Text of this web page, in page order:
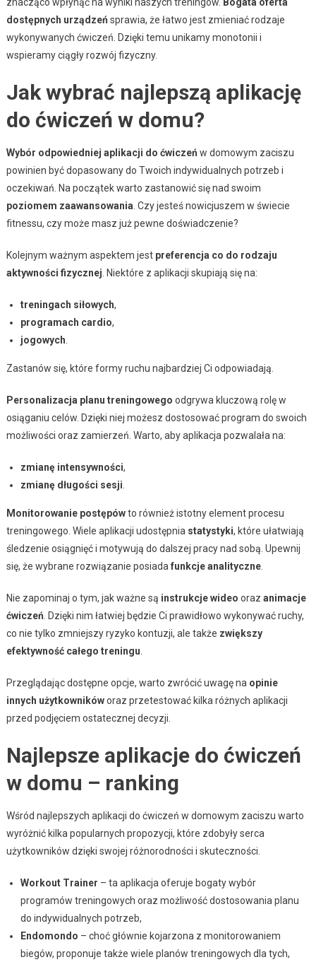
dostępnych urządzeń sprawia, że łatwo jest zmieniać rodzaje
wykonywanych ćwiczeń. Dzięki temu unikamy monotonii i
wspieramy ciągły rozwój fizyczny.
Jak wybrać najlepszą aplikację
do ćwiczeń w domu?
Wybór odpowiedniej aplikacji do ćwiczeń w domowym zaciszu
powinien być dopasowany do Twoich indywidualnych potrzeb i
oczekiwań. Na początek warto zastanowić się nad swoim
poziomem zaawansowania . Czy jesteś nowicjuszem w świecie
fitnessu, czy może masz już pewne doświadczenie?
Kolejnym ważnym aspektem jest preferencja co do rodzaju
aktywności fizycznej . Niektóre z aplikacji skupiają się na:
treningach siłowych,
programach cardio,
jogowych
Zastanów się, które formy ruchu najbardziej Ci odpowiadają.
Personalizacja planu treningowego odgrywa kluczową rolę w
osiąganiu celów. Dzięki niej możesz dostosować program do swoich
możliwości oraz zamierzeń. Warto, aby aplikacja pozwalała na:
zmianę intensywności,
zmianę długości sesji
Monitorowanie postępówto również istotny element procesu
treningowego. Wiele aplikacji udostępnia statystyki, które ułatwiają
śledzenie osiągnięć i motywują do dalszej pracy nad sobą. Upewnij
się, że wybrane rozwiązanie posiada funkcje analityczne.
Nie zapominaj o tym, jak ważne są instrukcje wideo oraz animacje
ćwiczeń . Dzięki nim łatwiej będzie Ci prawidłowo wykonywać ruchy,
co nie tylko zmniejszy ryzyko kontuzji, ale także zwiększy
efektywność całego treningu
Przeglądając dostępne opcje, warto zwrócić uwagę na opinie
innych użytkownikóworaz przetestować kilka różnych aplikacji
przed podjęciem ostatecznej decyzji.
Najlepsze aplikacje do ćwiczeń
w domu – ranking
Wśród najlepszych aplikacji do ćwiczeń w domowym zaciszu warto
wyróżnić kilka popularnych propozycji, które zdobyły serca
użytkowników dzięki swojej różnorodności i skuteczności.
Workout Trainer – ta aplikacja oferuje bogaty wybór
programów treningowych oraz możliwość dostosowania planu
do indywidualnych potrzeb,
Endomondo – choć głównie kojarzona z monitorowaniem
biegów, proponuje także wiele planów treningowych dla tych,